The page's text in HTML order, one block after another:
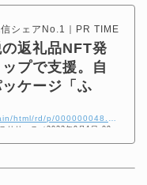
シェアNo.1｜PR TIMES
返礼品NFT発
プで支援。自
ケージ「ふ
リリース（2022年9月1日 09
礼品NFT発行をワンストップ
む社と連携